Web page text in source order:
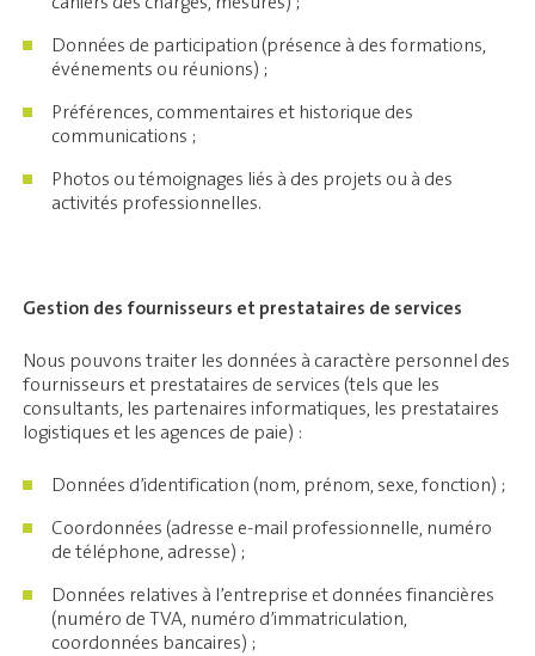
Données de participation (présence à des formations,
événements ou réunions) ;
Préférences, commentaires et historique des
communications ;
Photos ou témoignages liés à des projets ou à des
activités professionnelles.
Gestion des fournisseurs et prestataires de services
Nous pouvons traiter les données à caractère personnel des
fournisseurs et prestataires de services (tels que les
consultants, les partenaires informatiques, les prestataires
logistiques et les agences de paie) :
Données d’identification (nom, prénom, sexe, fonction) ;
Coordonnées (adresse e-mail professionnelle, numéro
de téléphone, adresse) ;
Données relatives à l’entreprise et données financières
(numéro de TVA, numéro d’immatriculation,
coordonnées bancaires) ;